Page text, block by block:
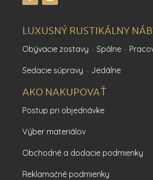
LUXUSNÝ RUSTIKÁLNY
Obývacie zostavy – Spálne–
Sedacie súpravy – Jedálne
AKO NAKUPOVAŤ
Postup pri objednávke
Výber materiálov
Obchodné a dodacie podmienky
Reklamačné podmienky